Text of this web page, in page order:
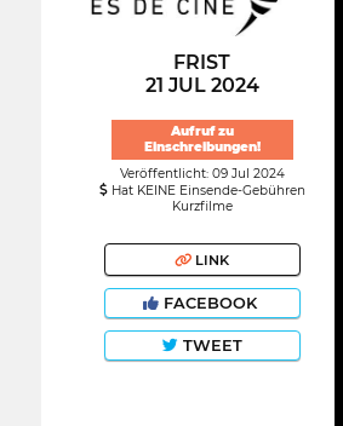
FRIST
21 JUL 2024
Aufruf zu
Einschreibungen!
Veröffentlicht: 09 Jul 2024
Hat KEINE Einsende-Gebühren
Kurzfilme
LINK
FACEBOOK
TWEET